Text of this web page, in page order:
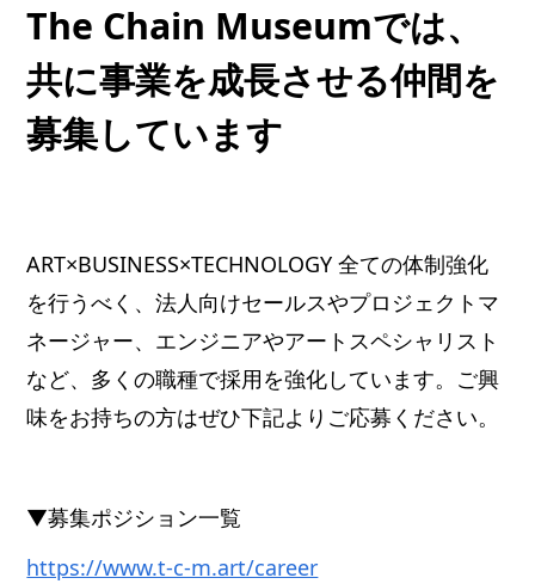
The Chain Museumでは、
共に事業を成長させる仲間を
募集しています
ART×BUSINESS×TECHNOLOGY 全ての体制強化
を行うべく、法人向けセールスやプロジェクトマ
ネージャー、エンジニアやアートスペシャリスト
など、多くの職種で採用を強化しています。ご興
味をお持ちの方はぜひ下記よりご応募ください。
▼募集ポジション一覧
https://www.t-c-m.art/career